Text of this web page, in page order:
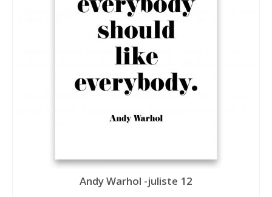
Andy Warhol -juliste 12